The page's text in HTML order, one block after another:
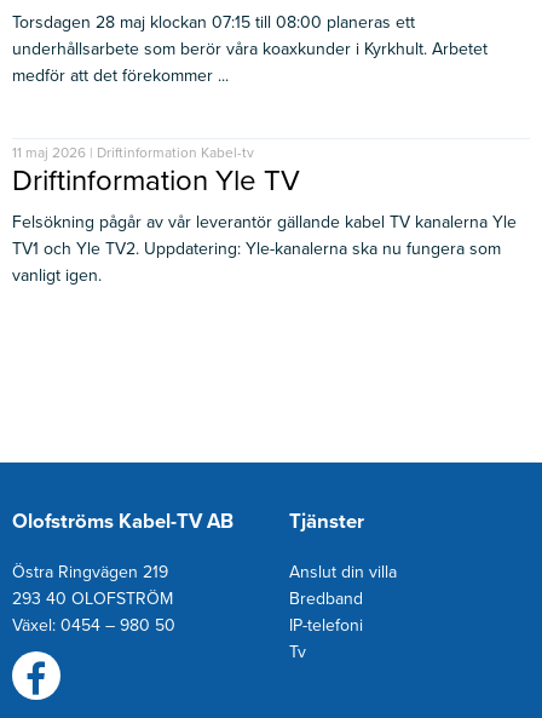
Torsdagen 28 maj klockan 07:15 till 08:00 planeras ett
underhållsarbete som berör våra koaxkunder i Kyrkhult. Arbetet
medför att det förekommer ...
11 maj 2026 | Driftinformation Kabel-tv
Driftinformation Yle TV
Felsökning pågår av vår leverantör gällande kabel TV kanalerna Yle
TV1 och Yle TV2. Uppdatering: Yle-kanalerna ska nu fungera som
vanligt igen.
Olofströms Kabel-TV AB
Östra Ringvägen 219
293 40 OLOFSTRÖM
Växel: 0454 – 980 50
Tjänster
Anslut din villa
Bredband
IP-telefoni
Tv